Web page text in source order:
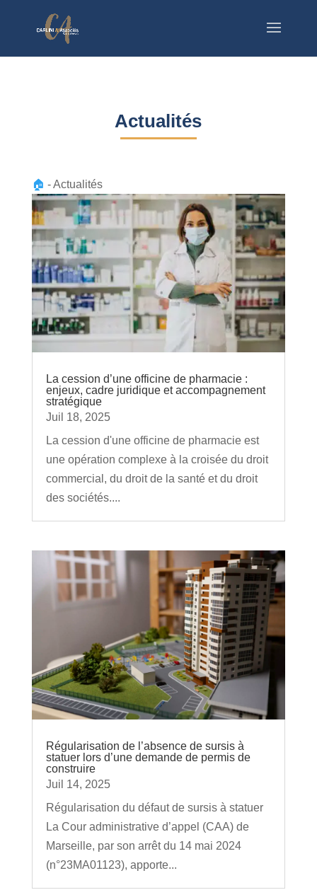
Actualités
🏠 -Actualités
La cession d’une officine de pharmacie :
enjeux, cadre juridique et accompagnement
stratégique
Juil 18, 2025
La cession d'une officine de pharmacie est
une opération complexe à la croisée du droit
commercial, du droit de la santé et du droit
des sociétés....
Régularisation de l’absence de sursis à
statuer lors d’une demande de permis de
construire
Juil 14, 2025
Régularisation du défaut de sursis à statuer
La Cour administrative d’appel (CAA) de
Marseille, par son arrêt du 14 mai 2024
(n°23MA01123), apporte...